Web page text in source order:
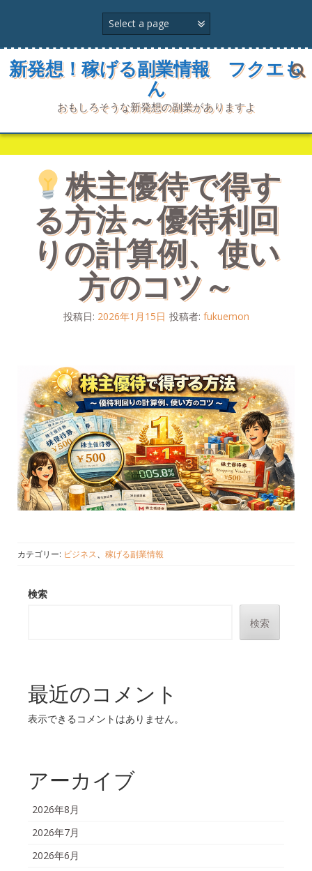
ン
プ
新発想！稼げる副業情報 フクエも
ん
おもしろそうな新発想の副業がありますよ
株主優待で得す
る方法～優待利回
りの計算例、使い
方のコツ～
投稿日: 2026年1月15日 投稿者: fukuemon
カテゴリー: ビジネス、 稼げる副業情報
検索
検索
最近のコメント
表示できるコメントはありません。
アーカイブ
2026年8月
2026年7月
2026年6月